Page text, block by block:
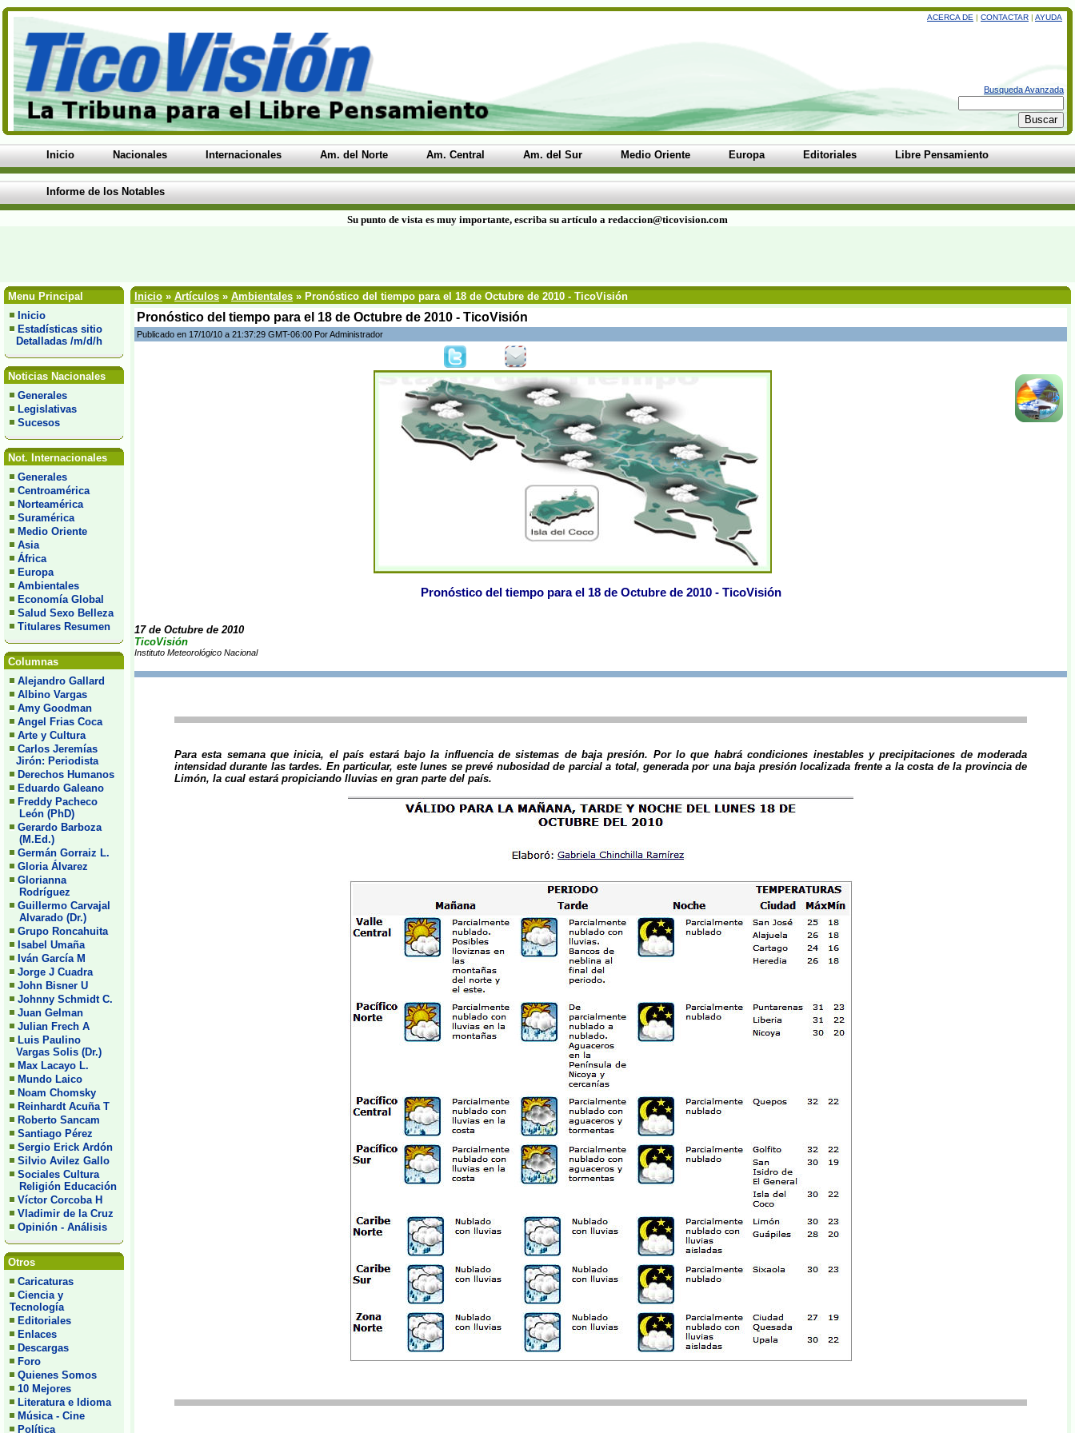
ACERCA DE | CONTACTAR | AYUDA
Busqueda Avanzada
Inicio Nacionales Internacionales Am. del Norte Am. Central Am. del Sur Medio Oriente Europa Editoriales Libre Pensamiento
Informe de los Notables
Su punto de vista es muy importante, escriba su artículo a redaccion@ticovision.com
Menu Principal
Inicio
Estadísticas sitio
Detalladas /m/d/h
Noticias Nacionales
Generales
Legislativas
Sucesos
Not. Internacionales
Generales
Centroamérica
Norteamérica
Suramérica
Medio Oriente
Asia
África
Europa
Ambientales
Economía Global
Salud Sexo Belleza
Titulares Resumen
Columnas
Alejandro Gallard
Albino Vargas
Amy Goodman
Angel Frias Coca
Arte y Cultura
Carlos Jeremías
Jirón: Periodista
Derechos Humanos
Eduardo Galeano
Freddy Pacheco
León (PhD)
Gerardo Barboza
(M.Ed.)
Germán Gorraiz L.
Gloria Álvarez
Glorianna
Rodríguez
Guillermo Carvajal
Alvarado (Dr.)
Grupo Roncahuita
Isabel Umaña
Iván García M
Jorge J Cuadra
John Bisner U
Johnny Schmidt C.
Juan Gelman
Julian Frech A
Luis Paulino
Vargas Solis (Dr.)
Max Lacayo L.
Mundo Laico
Noam Chomsky
Reinhardt Acuña T
Roberto Sancam
Santiago Pérez
Sergio Erick Ardón
Silvio Avilez Gallo
Sociales Cultura
Religión Educación
Víctor Corcoba H
Vladimir de la Cruz
Opinión - Análisis
Otros
Caricaturas
Ciencia y
Tecnología
Editoriales
Enlaces
Descargas
Foro
Quienes Somos
10 Mejores
Literatura e Idioma
Música - Cine
Política
Inicio » Artículos » Ambientales » Pronóstico del tiempo para el 18 de Octubre de 2010 - TicoVisión
Pronóstico del tiempo para el 18 de Octubre de 2010 - TicoVisión
Publicado en 17/10/10 a 21:37:29 GMT-06:00 Por Administrador
Pronóstico del tiempo para el 18 de Octubre de 2010 - TicoVisión
17 de Octubre de 2010
TicoVisión
Instituto Meteorológico Nacional
Para esta semana que inicia, el país estará bajo la influencia de sistemas de baja presión. Por lo que habrá condiciones inestables y precipitaciones de moderada
intensidad durante las tardes. En particular, este lunes se prevé nubosidad de parcial a total, generada por una baja presión localizada frente a la costa de la provincia de
Limón, la cual estará propiciando lluvias en gran parte del país.